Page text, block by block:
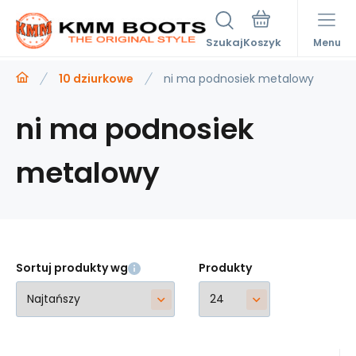
Szukaj Menu
10 dziurkowe ni ma podnosiek metalowy
ni ma podnosiek
metalowy
Sortuj produkty wg Produkty